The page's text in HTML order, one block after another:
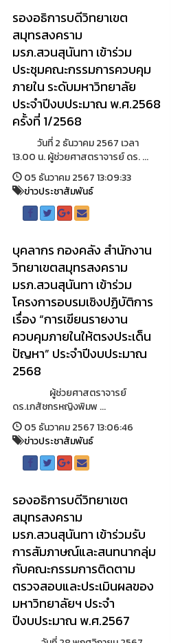
รองอธิการบดีวิทยาเขต
สมุทรสงคราม
มรภ.สวนสุนันทา เข้าร่วม
ประชุมคณะกรรมการควบคุม
ภายใน ระดับมหาวิทยาลัย
ประจำปีงบประมาณ พ.ศ.2568
ครั้งที่ 1/2568
วันที่ 2 ธันวาคม 2567 เวลา
13.00 น. ผู้ช่วยศาสตราจารย์ ดร. ...
05 ธันวาคม 2567 13:09:33
ข่าวประชาสัมพันธ์
บุคลากร กองคลัง สำนักงาน
วิทยาเขตสมุทรสงคราม
มรภ.สวนสุนันทา เข้าร่วม
โครงการอบรมเชิงปฏิบัติการ
เรื่อง “การเขียนรายงาน
ควบคุมภายในให้ตรงประเด็น
ปัญหา” ประจำปีงบประมาณ
2568
ผู้ช่วยศาสตราจารย์
ดร.เภสัชกรหญิงพิมพ ...
05 ธันวาคม 2567 13:06:46
ข่าวประชาสัมพันธ์
รองอธิการบดีวิทยาเขต
สมุทรสงคราม
มรภ.สวนสุนันทา เข้าร่วมรับ
การสัมภาษณ์และสนทนากลุ่ม
กับคณะกรรมการติดตาม
ตรวจสอบและประเมินผลของ
มหาวิทยาลัยฯ ประจำ
ปีงบประมาณ พ.ศ.2567